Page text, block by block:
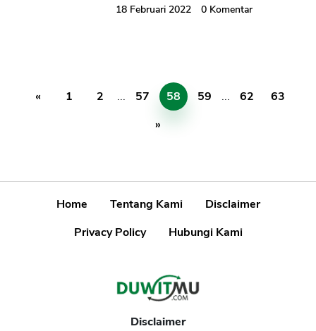
18 Februari 2022 0 Komentar
« 1 2 ... 57 58 59 ... 62
63
»
Home Tentang Kami
Disclaimer
Privacy Policy
Hubungi Kami
Disclaimer